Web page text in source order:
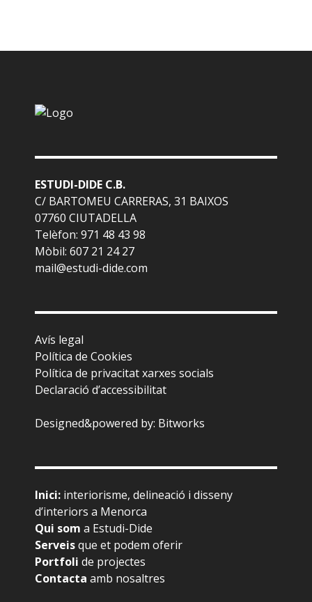
ESTUDI-DIDE C.B.
C/ BARTOMEU CARRERAS, 31 BAIXOS
07760 CIUTADELLA
Telèfon: 971 48 43 98
Mòbil: 607 21 24 27
mail@estudi-dide.com
Avís legal
Política de Cookies
Política de privacitat xarxes socials
Declaració d’accessibilitat
Designed&powered by: Bitworks
Inici: interiorisme, delineació i disseny
d’interiors a Menorca
Qui som a Estudi-Dide
Serveisque et podem oferir
Portfoli de projectes
Contacta amb nosaltres